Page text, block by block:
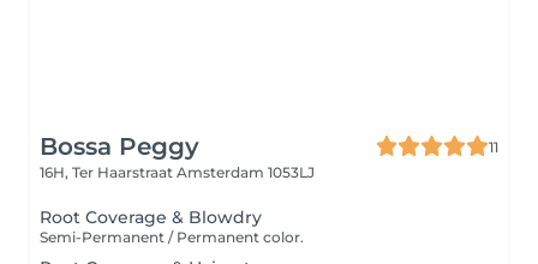
Bossa Peggy
11
16H, Ter Haarstraat Amsterdam 1053LJ
Root Coverage & Blowdry
Semi-Permanent / Permanent color.